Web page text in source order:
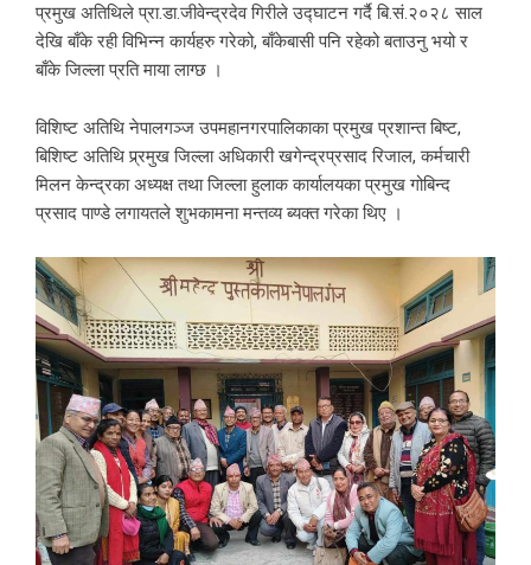
प्रमुख अतिथिले प्रा.डा.जीवेन्द्रदेव गिरीले उद्घाटन गर्दै बि.सं.२०२८ साल
देखि बाँके रही विभिन्न कार्यहरु गरेको, बाँकेबासी पनि रहेको बताउनु भयो र
बाँके जिल्ला प्रति माया लाग्छ ।
विशिष्ट अतिथि नेपालगञ्ज उपमहानगरपालिकाका प्रमुख प्रशान्त बिष्ट,
बिशिष्ट अतिथि प्र्रमुख जिल्ला अधिकारी खगेन्द्रप्रसाद रिजाल, कर्मचारी
मिलन केन्द्रका अध्यक्ष तथा जिल्ला हुलाक कार्यालयका प्रमुख गोबिन्द
प्रसाद पाण्डे लगायतले शुभकामना मन्तव्य ब्यक्त गरेका थिए ।